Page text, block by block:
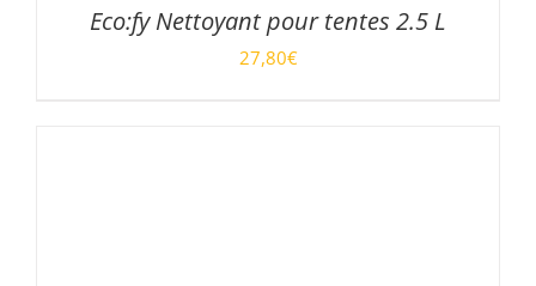
Eco:fy Nettoyant pour tentes 2.5 L
27,80€